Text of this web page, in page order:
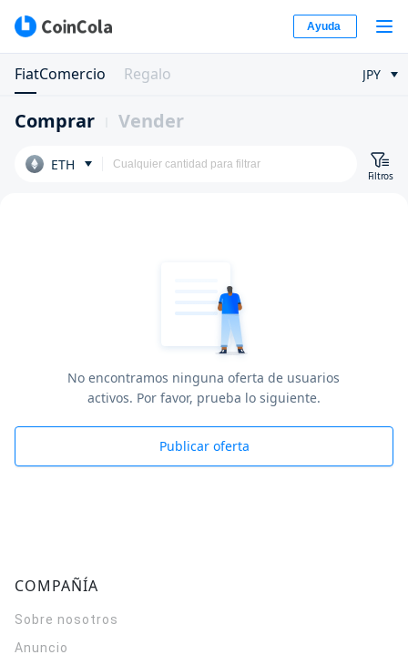
Ayuda
FiatComercio Regalo JPY
Comprar Vender
ETH
Filtros
No encontramos ninguna oferta de usuarios
activos. Por favor, prueba lo siguiente.
Publicar oferta
COMPAÑÍA
Sobre nosotros
Anuncio